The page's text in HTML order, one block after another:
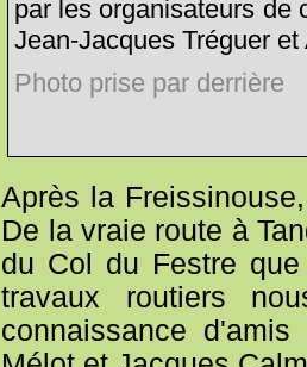
par les organisateurs de
Jean-Jacques Tréguer
Photo prise par derrière
Après la
De la vraie route à
du Col du Festre
travaux routiers
connaissance